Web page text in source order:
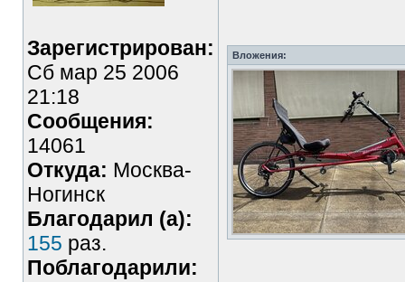
Зарегистрирован:
Сб мар 25 2006
21:18
Сообщения:
14061
Откуда: Москва-
Ногинск
Благодарил (а):
155 раз.
Поблагодарили:
Вложения: